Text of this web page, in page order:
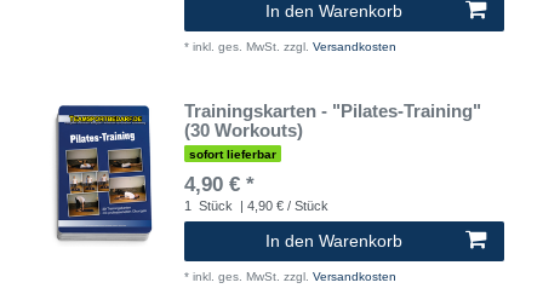
In den Warenkorb
* inkl. ges. MwSt. zzgl. Versandkosten
Trainingskarten - "Pilates-Training"
(30 Workouts)
sofort lieferbar
4,90 € *
1 Stück | 4,90 € / Stück
In den Warenkorb
* inkl. ges. MwSt. zzgl. Versandkosten